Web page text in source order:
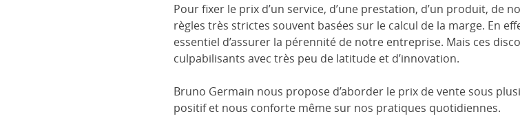
Pour fixer le prix d’un service, d’une prestation, d’un produit, de
règles très strictes souvent basées sur le calcul de la marge. En
essentiel d’assurer la pérennité de notre entreprise. Mais ces
culpabilisants avec très peu de latitude et d’innovation.
Bruno Germain nous propose d’aborder le prix de vente sous
positif et nous conforte même sur nos pratiques quotidiennes.